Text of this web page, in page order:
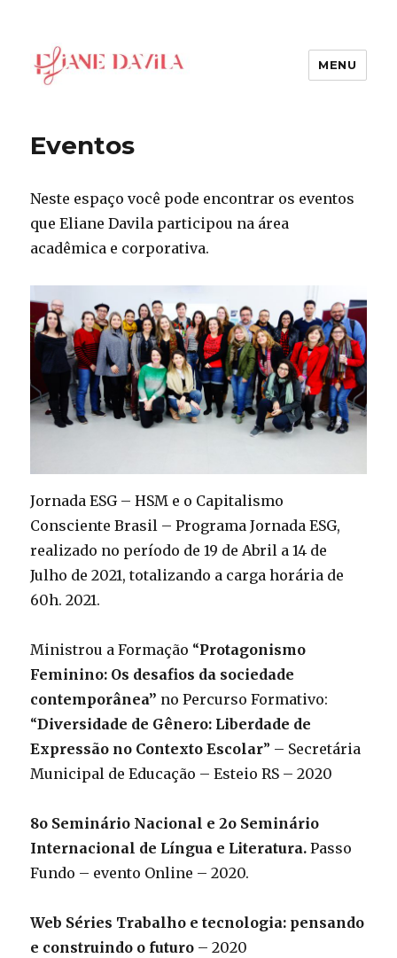
MENU
Eventos
Neste espaço você pode encontrar os eventos
que Eliane Davila participou na área
acadêmica e corporativa.
Jornada ESG – HSM e o Capitalismo
Consciente Brasil – Programa Jornada ESG,
realizado no período de 19 de Abril a 14 de
Julho de 2021, totalizando a carga horária de
60h. 2021.
Ministrou a Formação “Protagonismo
Feminino: Os desafios da sociedade
contemporânea” no Percurso Formativo:
“Diversidade de Gênero: Liberdade de
Expressão no Contexto Escolar” – Secretária
Municipal de Educação – Esteio RS – 2020
8o Seminário Nacional e 2o Seminário
Internacional de Língua e Literatura.Passo
Fundo – evento Online – 2020.
Web Séries Trabalho e tecnologia: pensando
e construindo o futuro – 2020